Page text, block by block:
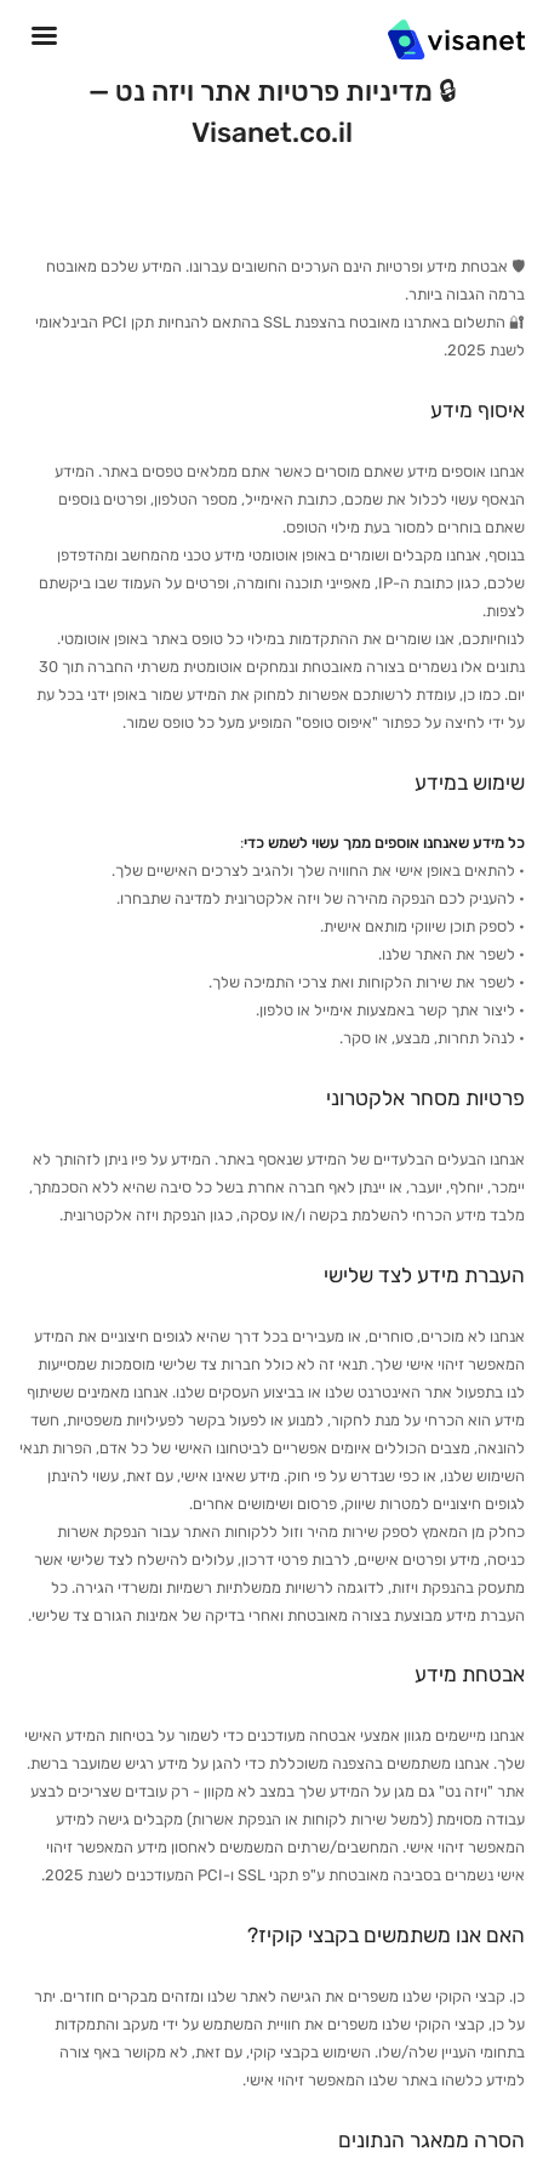
🔒 מדיניות פרטיות אתר ויזה נט —
Visanet.co.il
🛡️ אבטחת מידע ופרטיות הינם הערכים החשובים עברונו. המידע שלכם מאובטח
ברמה הגבוה ביותר.
🔐 התשלום באתרנו מאובטח בהצפנת SSL בהתאם להנחיות תקן PCI הבינלאומי
לשנת 2025.
איסוף מידע
אנחנו אוספים מידע שאתם מוסרים כאשר אתם ממלאים טפסים באתר. המידע
הנאסף עשוי לכלול את שמכם, כתובת האימייל, מספר הטלפון, ופרטים נוספים
שאתם בוחרים למסור בעת מילוי הטופס.
בנוסף, אנחנו מקבלים ושומרים באופן אוטומטי מידע טכני מהמחשב ומהדפדפן
שלכם, כגון כתובת ה-IP, מאפייני תוכנה וחומרה, ופרטים על העמוד שבו ביקשתם
לצפות.
לנוחיותכם, אנו שומרים את ההתקדמות במילוי כל טופס באתר באופן אוטומטי.
נתונים אלו נשמרים בצורה מאובטחת ונמחקים אוטומטית משרתי החברה תוך 30
יום. כמו כן, עומדת לרשותכם אפשרות למחוק את המידע שמור באופן ידני בכל עת
על ידי לחיצה על כפתור "איפוס טופס" המופיע מעל כל טופס שמור.
שימוש במידע
כל מידע שאנחנו אוספים ממך עשוי לשמש כדי:
• להתאים באופן אישי את החוויה שלך ולהגיב לצרכים האישיים שלך.
• להעניק לכם הנפקה מהירה של ויזה אלקטרונית למדינה שתבחרו.
• לספק תוכן שיווקי מותאם אישית.
• לשפר את האתר שלנו.
• לשפר את שירות הלקוחות ואת צרכי התמיכה שלך.
• ליצור אתך קשר באמצעות אימייל או טלפון.
• לנהל תחרות, מבצע, או סקר.
פרטיות מסחר אלקטרוני
אנחנו הבעלים הבלעדיים של המידע שנאסף באתר. המידע על פיו ניתן לזהותך לא
יימכר, יוחלף, יועבר, או יינתן לאף חברה אחרת בשל כל סיבה שהיא ללא הסכמתך,
מלבד מידע הכרחי להשלמת בקשה ו/או עסקה, כגון הנפקת ויזה אלקטרונית.
העברת מידע לצד שלישי
אנחנו לא מוכרים, סוחרים, או מעבירים בכל דרך שהיא לגופים חיצוניים את המידע
המאפשר זיהוי אישי שלך. תנאי זה לא כולל חברות צד שלישי מוסמכות שמסייעות
לנו בתפעול אתר האינטרנט שלנו או בביצוע העסקים שלנו. אנחנו מאמינים ששיתוף
מידע הוא הכרחי על מנת לחקור, למנוע או לפעול בקשר לפעילויות משפטיות, חשד
להונאה, מצבים הכוללים איומים אפשריים לביטחונו האישי של כל אדם, הפרות תנאי
השימוש שלנו, או כפי שנדרש על פי חוק. מידע שאינו אישי, עם זאת, עשוי להינתן
לגופים חיצוניים למטרות שיווק, פרסום ושימושים אחרים.
כחלק מן המאמץ לספק שירות מהיר וזול ללקוחות האתר עבור הנפקת אשרות
כניסה, מידע ופרטים אישיים, לרבות פרטי דרכון, עלולים להישלח לצד שלישי אשר
מתעסק בהנפקת ויזות, לדוגמה לרשויות ממשלתיות רשמיות ומשרדי הגירה. כל
העברת מידע מבוצעת בצורה מאובטחת ואחרי בדיקה של אמינות הגורם צד שלישי.
אבטחת מידע
אנחנו מיישמים מגוון אמצעי אבטחה מעודכנים כדי לשמור על בטיחות המידע האישי
שלך. אנחנו משתמשים בהצפנה משוכללת כדי להגן על מידע רגיש שמועבר ברשת.
אתר "ויזה נט" גם מגן על המידע שלך במצב לא מקוון - רק עובדים שצריכים לבצע
עבודה מסוימת (למשל שירות לקוחות או הנפקת אשרות) מקבלים גישה למידע
המאפשר זיהוי אישי. המחשבים/שרתים המשמשים לאחסון מידע המאפשר זיהוי
אישי נשמרים בסביבה מאובטחת ע"פ תקני SSL ו-PCI המעודכנים לשנת 2025.
האם אנו משתמשים בקבצי קוקיז?
כן. קבצי הקוקי שלנו משפרים את הגישה לאתר שלנו ומזהים מבקרים חוזרים. יתר
על כן, קבצי הקוקי שלנו משפרים את חוויית המשתמש על ידי מעקב והתמקדות
בתחומי העניין שלה/שלו. השימוש בקבצי קוקי, עם זאת, לא מקושר באף צורה
למידע כלשהו באתר שלנו המאפשר זיהוי אישי.
הסרה ממאגר הנתונים